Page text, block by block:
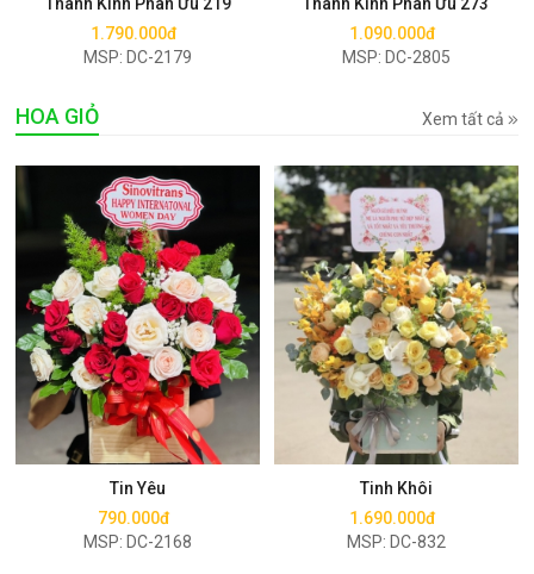
1.790.000đ
MSP: DC-2179
1.090.000đ
MSP: DC-2805
HOA GIỎ Xem tất cả
Tin Yêu
790.000đ
MSP: DC-2168
Mua ngay
Tinh Khôi
1.690.000đ
MSP: DC-832
Mua ngay